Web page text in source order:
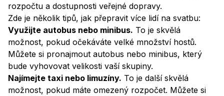
rozpočtu a dostupnosti veřejné dopravy.
Zde je několik tipů, jak přepravit více lidí na svatbu:
Využijte autobus nebo minibus. To je skvělá
možnost, pokud očekáváte velké množství hostů.
Můžete si pronajmout autobus nebo minibus, který
bude vyhovovat velikosti vaší skupiny.
Najímejte taxi nebo limuzíny. To je další skvělá
možnost, pokud máte omezený rozpočet. Můžete si